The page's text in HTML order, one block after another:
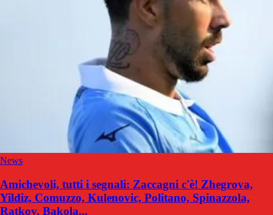
News
Amichevoli, tutti i segnali: Zaccagni c'è! Zhegrova,
Yildiz, Comuzzo, Kulenovic, Politano, Spinazzola,
Ratkov, Bakola...